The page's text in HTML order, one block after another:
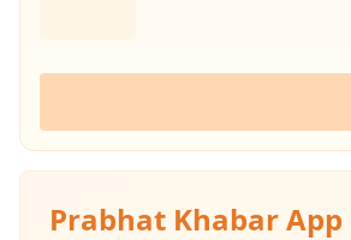
Prabhat Khabar App